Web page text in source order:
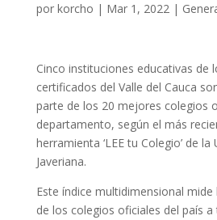
por korcho | Mar 1, 2022|
Cinco instituciones educativas de
certificados del Valle del Cauca
parte de los 20 mejores colegios
departamento, según el más
herramienta ‘LEE tu Colegio’ de la
Javeriana.
Este índice multidimensional mide
de los colegios oficiales del país a